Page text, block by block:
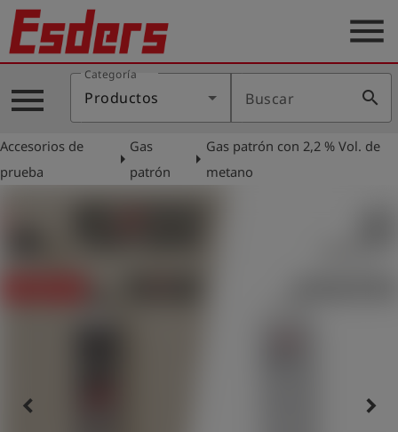
Productos
Blog
Aplicaciones
menu
menu
Categoría
Productos Buscar search
Accesorios de
prueba
arrow_right
Gas
patrón
arrow_right
Gas patrón con 2,2 % Vol. de
metano
keyboard_arrow_left keyboard_arrow_right